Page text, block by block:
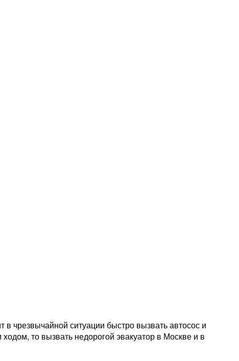
в чрезвычайной ситуации быстро вызвать автосос и
ходом, то вызвать недорогой эвакуатор в Москве и в